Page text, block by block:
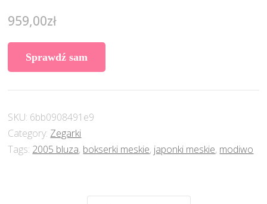
959,00zł
Sprawdź sam
SKU: 6bb0908491e9
Category: Zegarki
Tags: 2005 bluza, bokserki meskie, japonki meskie, modiwo